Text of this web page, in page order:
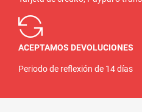
ACEPTAMOS DEVOLUCIONES
Periodo de reflexión de 14 días